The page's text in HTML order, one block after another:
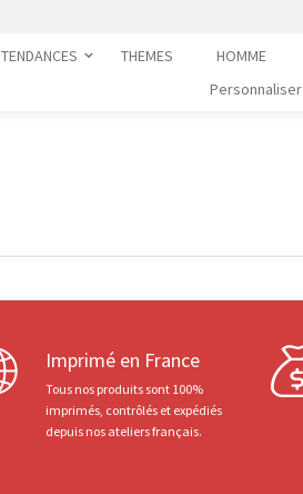
TENDANCES THEMES HOMME
Personnaliser
Imprimé en France
Tous nos produits sont 100%
imprimés, contrôlés et expédiés
depuis nos ateliers français.